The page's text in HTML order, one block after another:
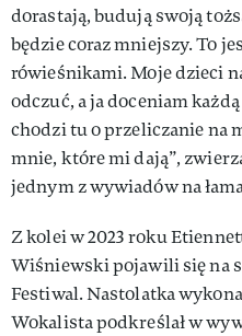
dorastają, budują swoją
będzie coraz mniejszy. To
rówieśnikami. Moje dzieci
odczuć, a ja doceniam
chodzi tu o przeliczanie na
mnie, które mi dają”,
jednym z wywiadów na
Z kolei w 2023 roku
Wiśniewski pojawili się na
Festiwal. Nastolatka
Wokalista podkreślał w